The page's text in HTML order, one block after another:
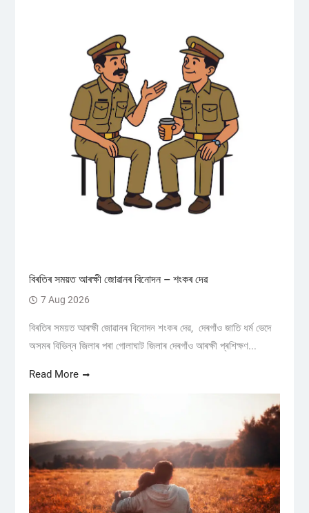
বিৰতিৰ সময়ত আৰক্ষী জোৱানৰ বিনোদন – শংকৰ দেৱ
7 Aug 2026
বিৰতিৰ সময়ত আৰক্ষী জোৱানৰ বিনোদন শংকৰ দেৱ, দেৰগাঁও জাতি ধৰ্ম ভেদে
অসমৰ বিভিন্ন জিলাৰ পৰা গোলাঘাট জিলাৰ দেৰগাঁও আৰক্ষী প্ৰশিক্ষণ...
Read More